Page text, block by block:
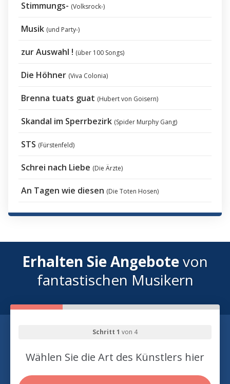
Stimmungs- (Volksrock-)
Musik (und Party-)
zur Auswahl ! (über 100 Songs)
Die Höhner (Viva Colonia)
Brenna tuats guat (Hubert von Goisern)
Skandal im Sperrbezirk (Spider Murphy Gang)
STS (Fürstenfeld)
Schrei nach Liebe (Die Ärzte)
An Tagen wie diesen (Die Toten Hosen)
Erhalten Sie Angebotevon
fantastischen Musikern
Schritt 1 von 4
Wählen Sie die Art des Künstlers hier